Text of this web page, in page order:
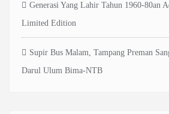
Generasi Yang Lahir Tahun 1960-80an
Limited Edition
Supir Bus Malam, Tampang Preman
Darul Ulum Bima-NTB